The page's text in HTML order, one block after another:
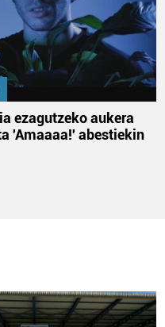
ezagutzeko aukera
'Amaaaa!' abestiekin